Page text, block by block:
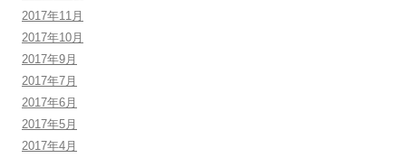
2017年11月
2017年10月
2017年9月
2017年7月
2017年6月
2017年5月
2017年4月